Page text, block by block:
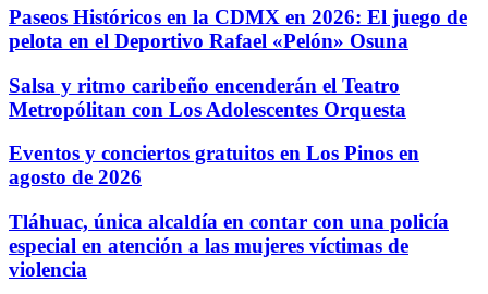
Paseos Históricos en la CDMX en 2026: El juego de
pelota en el Deportivo Rafael «Pelón» Osuna
Salsa y ritmo caribeño encenderán el Teatro
Metropólitan con Los Adolescentes Orquesta
Eventos y conciertos gratuitos en Los Pinos en
agosto de 2026
Tláhuac, única alcaldía en contar con una policía
especial en atención a las mujeres víctimas de
violencia